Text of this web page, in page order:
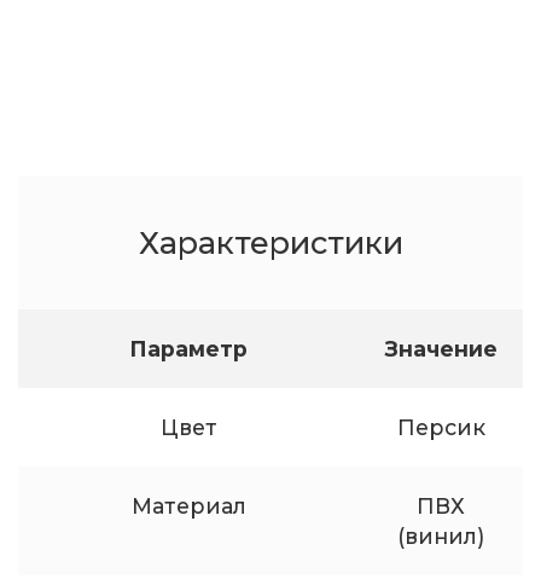
Характеристики
Параметр Значение
Цвет Персик
Материал
ПВХ
(винил)